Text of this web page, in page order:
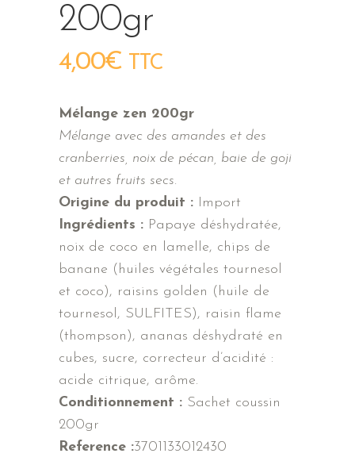
200gr
4,00€ TTC
Mélange zen 200gr
Mélange avec des amandes et des
cranberries, noix de pécan, baie de goji
et autres fruits secs.
Origine du produit : Import
Ingrédients : Papaye déshydratée,
noix de coco en lamelle, chips de
banane (huiles végétales tournesol
et coco), raisins golden (huile de
tournesol, SULFITES), raisin flame
(thompson), ananas déshydraté en
cubes, sucre, correcteur d’acidité :
acide citrique, arôme.
Conditionnement : Sachet coussin
200gr
Reference :3701133012430